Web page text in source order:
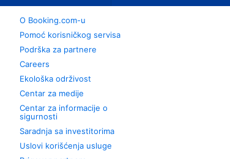
О Booking.com-u
Pomoć korisničkog servisa
Podrška za partnere
Careers
Ekološka održivost
Centar za medije
Centar za informacije o
sigurnosti
Saradnja sa investitorima
Uslovi korišćenja usluge